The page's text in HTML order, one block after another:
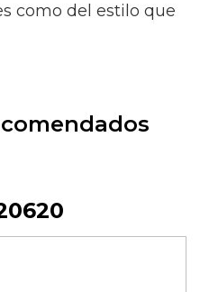
como del estilo que